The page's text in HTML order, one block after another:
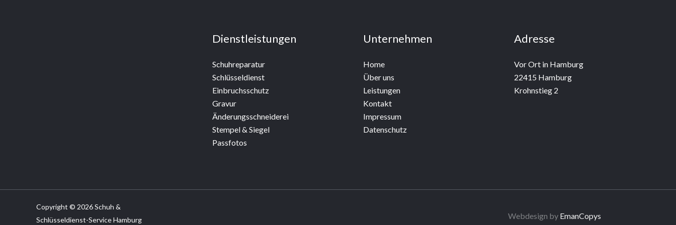
Dienstleistungen
Schuhreparatur
Schlüsseldienst
Einbruchsschutz
Gravur
Änderungsschneiderei
Stempel & Siegel
Passfotos
Unternehmen
Home
Über uns
Leistungen
Kontakt
Impressum
Datenschutz
Adresse
Vor Ort in Hamburg
22415 Hamburg
Krohnstieg 2
Copyright © 2026 Schuh &
Schlüsseldienst-Service Hamburg
Webdesign by EmanCopys